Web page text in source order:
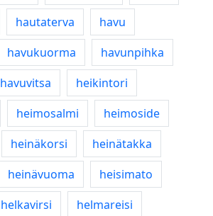
hautaterva
havu
havukuorma
havunpihka
havuvitsa
heikintori
heimosalmi
heimoside
heinäkorsi
heinätakka
heinävuoma
heisimato
helkavirsi
helmareisi